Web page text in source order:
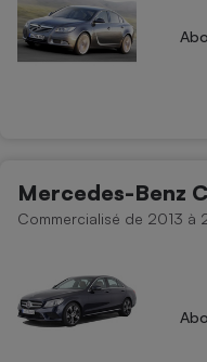
Mercedes-Benz
Commercialisé de 2013 à